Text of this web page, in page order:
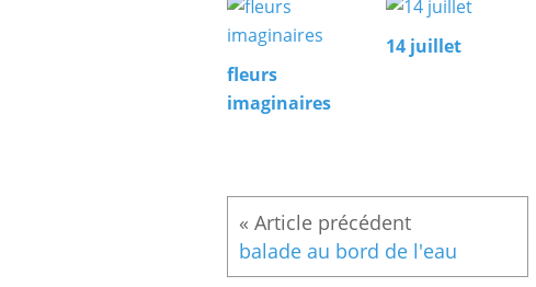
fleurs
imaginaires
14 juillet
balade au bord de l'eau